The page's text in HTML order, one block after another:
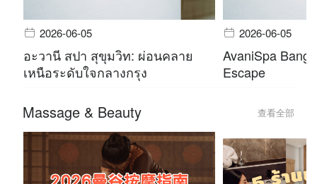
2026-06-05
อะวานี สปา สุขุมวิท: ผ่อนคลาย
เหนือระดับใจกลางกรุง
2026-06-05
AvaniSpa
Escape
Massage & Beauty 查看全部